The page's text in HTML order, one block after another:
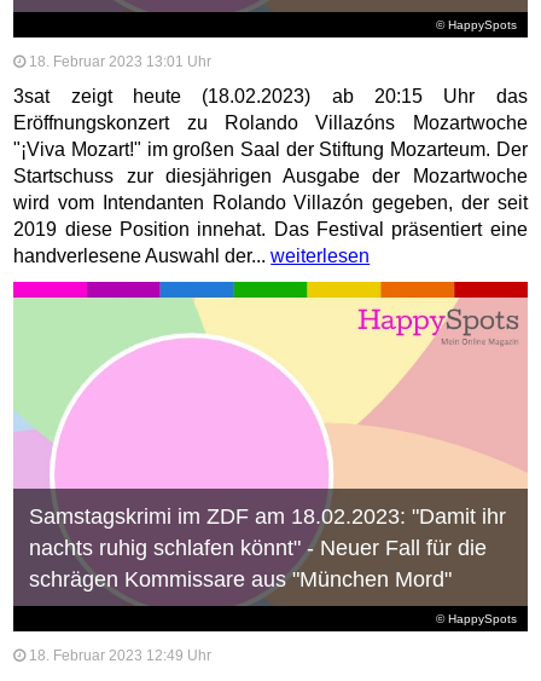
© HappySpots
18. Februar 2023 13:01 Uhr
3sat zeigt heute (18.02.2023) ab 20:15 Uhr das
Eröffnungskonzert zu Rolando Villazóns Mozartwoche
"¡Viva Mozart!" im großen Saal der Stiftung Mozarteum. Der
Startschuss zur diesjährigen Ausgabe der Mozartwoche
wird vom Intendanten Rolando Villazón gegeben, der seit
2019 diese Position innehat. Das Festival präsentiert eine
handverlesene Auswahl der...weiterlesen
© HappySpots
Samstagskrimi im ZDF am 18.02.2023: "Damit ihr
nachts ruhig schlafen könnt" - Neuer Fall für die
schrägen Kommissare aus "München Mord"
18. Februar 2023 12:49 Uhr